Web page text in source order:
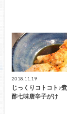
2018.11.19
じっくりコトコト♪
酢七味唐辛子がけ